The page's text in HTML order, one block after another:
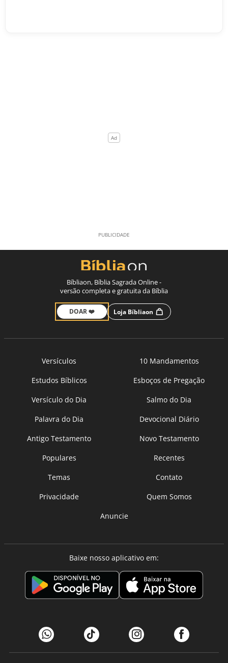
Bíbliaon, Bíblia Sagrada Online -
versão completa e gratuita da Bíblia
DOAR ❤️ Loja Bíbliaon
Versículos
10 Mandamentos
Estudos Bíblicos
Esboços de Pregação
Versículo do Dia
Salmo do Dia
Palavra do Dia
Devocional Diário
Antigo Testamento
Novo Testamento
Populares
Recentes
Temas
Contato
Privacidade
Quem Somos
Anuncie
Baixe nosso aplicativo em: